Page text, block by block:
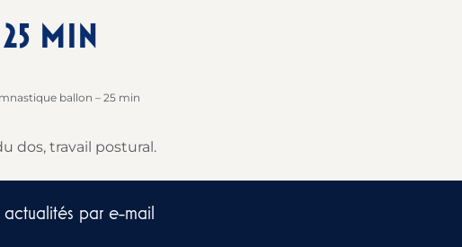
MIN
ballon – 25 min
dos, travail postural.
actualités par e-mail​